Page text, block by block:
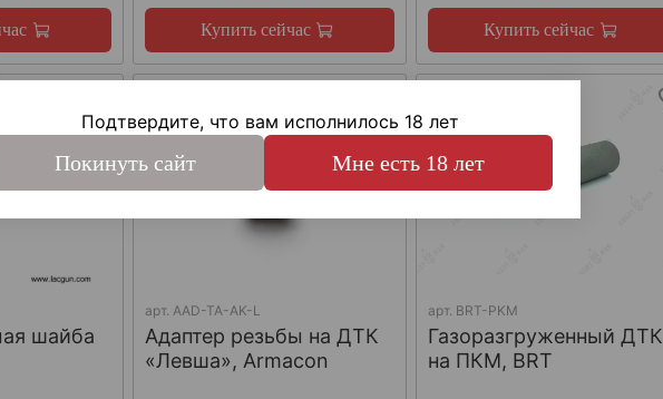
Купить сейчас Купить сейчас
шайба
арт. AAD-TA-AK-L
Адаптер резьбы на ДТК
«Левша», Armacon
арт. BRT-PKM
Газоразгруженный ДТК
на ПКМ, BRT
Подтвердите, что вам исполнилось 18 лет
Покинуть сайт Мне есть 18 лет